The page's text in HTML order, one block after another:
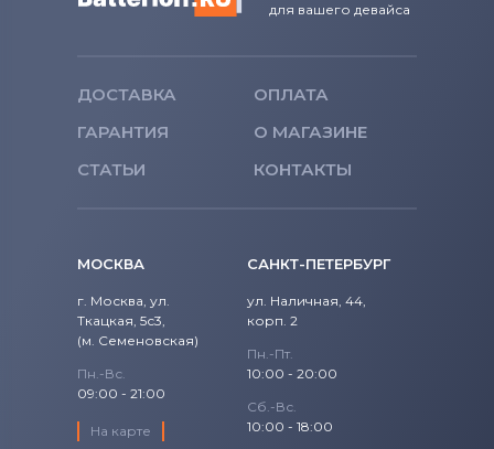
для вашего девайса
ДОСТАВКА
ОПЛАТА
ГАРАНТИЯ
О МАГАЗИНЕ
СТАТЬИ
КОНТАКТЫ
МОСКВА
г. Москва, ул.
Ткацкая, 5с3,
(м. Семеновская)
Пн.-Вс.
09:00 - 21:00
На карте
САНКТ-ПЕТЕРБУРГ
ул. Наличная, 44,
корп. 2
Пн.-Пт.
10:00 - 20:00
Сб.-Вс.
10:00 - 18:00